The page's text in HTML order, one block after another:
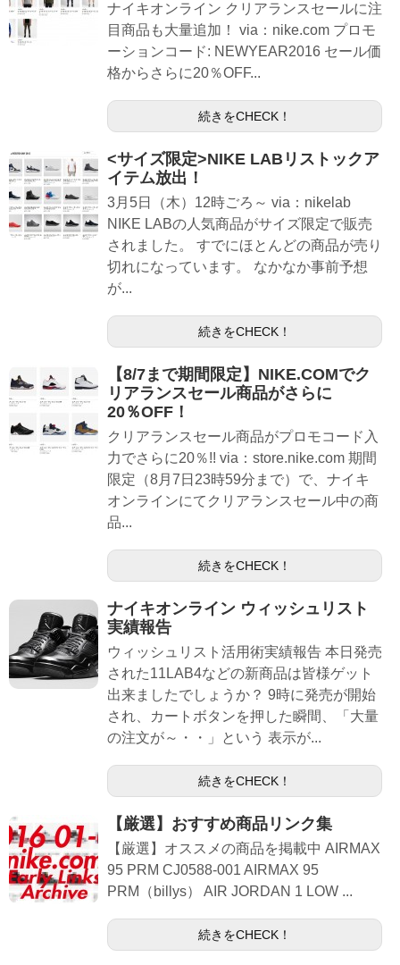
ナイキオンライン クリアランスセールに注
目商品も大量追加！ via：nike.com プロモ
ーションコード: NEWYEAR2016 セール価
格からさらに20％OFF...
続きをCHECK！
<サイズ限定>NIKE LABリストックア
イテム放出！
3月5日（木）12時ごろ～ via：nikelab
NIKE LABの人気商品がサイズ限定で販売
されました。 すでにほとんどの商品が売り
切れになっています。 なかなか事前予想
が...
続きをCHECK！
【8/7まで期間限定】NIKE.COMでク
リアランスセール商品がさらに
20％OFF！
クリアランスセール商品がプロモコード入
力でさらに20％!! via：store.nike.com 期間
限定（8月7日23時59分まで）で、ナイキ
オンラインにてクリアランスセール中の商
品...
続きをCHECK！
ナイキオンライン ウィッシュリスト
実績報告
ウィッシュリスト活用術実績報告 本日発売
された11LAB4などの新商品は皆様ゲット
出来ましたでしょうか？ 9時に発売が開始
され、カートボタンを押した瞬間、「大量
の注文が～・・」という 表示が...
続きをCHECK！
【厳選】おすすめ商品リンク集
【厳選】オススメの商品を掲載中 AIRMAX
95 PRM CJ0588-001 AIRMAX 95
PRM（billys） AIR JORDAN 1 LOW ...
続きをCHECK！